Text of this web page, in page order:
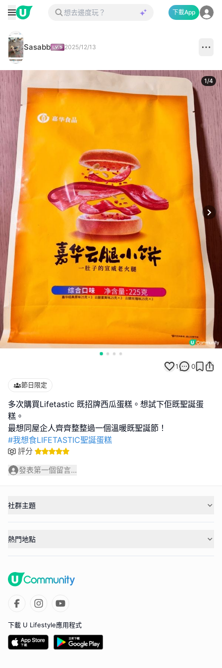
下載App
Sasabb 2025/12/13
1/4
1 0
節日限定
多次購買Lifetastic 既招牌西瓜蛋糕。想試下佢既聖誕蛋
糕。
#我想食LIFETASTIC聖誕蛋糕
評分
發表第一個留言...
社群主題
熱門地點
下載 U Lifestyle應用程式